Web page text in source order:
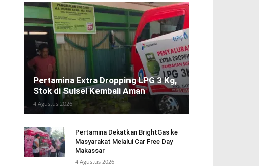
Pertamina Extra Dropping LPG 3 Kg,
Stok di Sulsel Kembali Aman
4 Agustus 2026
Pertamina Dekatkan BrightGas ke
Masyarakat Melalui Car Free Day
Makassar
4 Agustus 2026